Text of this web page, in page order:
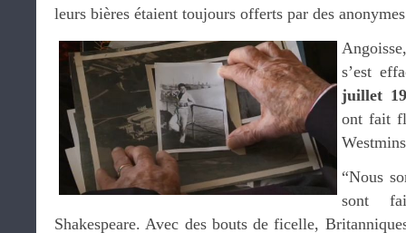
leurs bières étaient toujours offerts par des
s’est
juillet
ont fait
“Nous
sont
Shakespeare. Avec des bouts de ficelle,